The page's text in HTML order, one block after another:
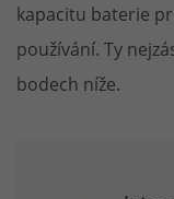
kapacitu baterie
používání. Ty
bodech níže.